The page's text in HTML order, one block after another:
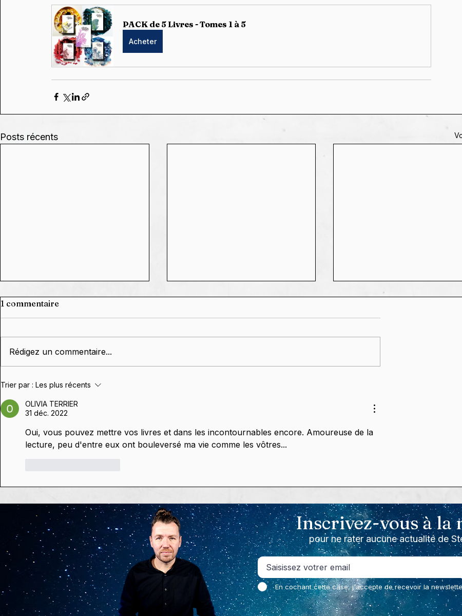
PACK de 5 Livres - Tomes 1 à 5
Acheter
Posts récents
🗓️ Agenda 2026,
constellations,
conférences & dédicaces
en route vers les 130%,
La campagne continue ! 🌿
1 commentaire
Rédigez un commentaire...
Trier par : Les plus récents
OLIVIA TERRIER
31 déc. 2022
Oui, vous pouvez mettre vos livres et dans les incontournables encore. Amoureuse de la
lecture, peu d'entre eux ont bouleversé ma vie comme les vôtres...
Inscrivez-vous à la
pour ne rater aucune actualité de
En cochant cette case, j'accepte de recevoir la